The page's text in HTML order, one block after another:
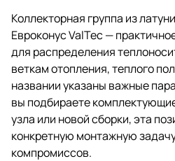
Коллекторная группа из
Евроконус ValTec —
для распределения
веткам отопления, теплого
названии указаны важные
вы подбираете
узла или новой сборки, эта
конкретную монтажную
компромиссов.